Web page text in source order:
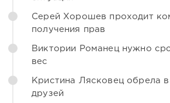
Серей Хорошев проходит
получения прав
Виктории Романец нужно
вес
Кристина Лясковец обрела
друзей